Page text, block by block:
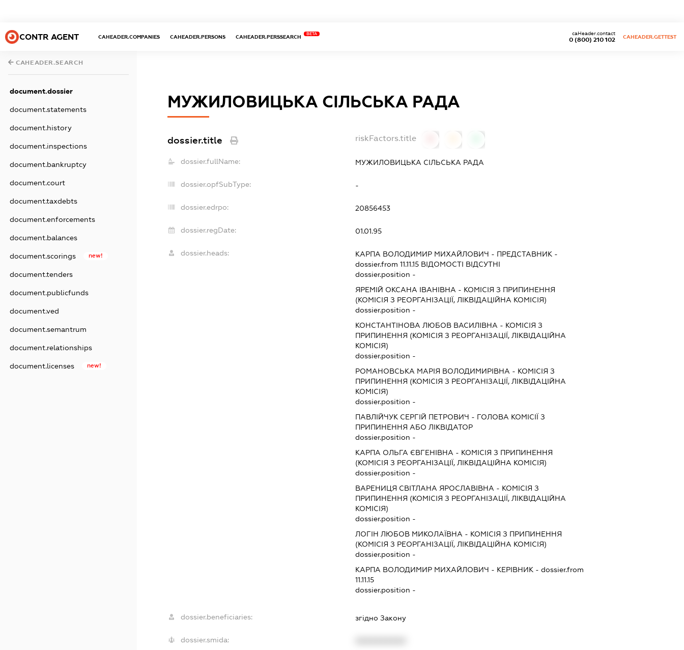
CONTR AGENT CAHEADER.COMPANIES CAHEADER.PERSONS CAHEADER.PERSSEARCH
BETA
0 (800) 210 102
caHeader.contact
CAHEADER.GETTEST
CAHEADER.SEARCH
document.dossier
document.statements
document.history
document.inspections
document.bankruptcy
document.court
document.taxdebts
document.enforcements
document.balances
document.scorings new!
document.tenders
document.publicfunds
document.ved
document.semantrum
document.relationships
document.licenses new!
МУЖИЛОВИЦЬКА СІЛЬСЬКА РАДА
dossier.title riskFactors.title
dossier.fullName: МУЖИЛОВИЦЬКА СІЛЬСЬКА РАДА
dossier.opfSubType: -
dossier.edrpo: 20856453
dossier.regDate: 01.01.95
dossier.heads: КАРПА ВОЛОДИМИР МИХАЙЛОВИЧ - ПРЕДСТАВНИК -
dossier.from 11.11.15 ВІДОМОСТІ ВІДСУТНІ
dossier.position -
ЯРЕМІЙ ОКСАНА ІВАНІВНА - КОМІСІЯ З ПРИПИНЕННЯ
(КОМІСІЯ З РЕОРГАНІЗАЦІЇ, ЛІКВІДАЦІЙНА КОМІСІЯ)
dossier.position -
КОНСТАНТІНОВА ЛЮБОВ ВАСИЛІВНА - КОМІСІЯ З
ПРИПИНЕННЯ (КОМІСІЯ З РЕОРГАНІЗАЦІЇ, ЛІКВІДАЦІЙНА
КОМІСІЯ)
dossier.position -
РОМАНОВСЬКА МАРІЯ ВОЛОДИМИРІВНА - КОМІСІЯ З
ПРИПИНЕННЯ (КОМІСІЯ З РЕОРГАНІЗАЦІЇ, ЛІКВІДАЦІЙНА
КОМІСІЯ)
dossier.position -
ПАВЛІЙЧУК СЕРГІЙ ПЕТРОВИЧ - ГОЛОВА КОМІСІЇ З
ПРИПИНЕННЯ АБО ЛІКВІДАТОР
dossier.position -
КАРПА ОЛЬГА ЄВГЕНІВНА - КОМІСІЯ З ПРИПИНЕННЯ
(КОМІСІЯ З РЕОРГАНІЗАЦІЇ, ЛІКВІДАЦІЙНА КОМІСІЯ)
dossier.position -
ВАРЕНИЦЯ СВІТЛАНА ЯРОСЛАВІВНА - КОМІСІЯ З
ПРИПИНЕННЯ (КОМІСІЯ З РЕОРГАНІЗАЦІЇ, ЛІКВІДАЦІЙНА
КОМІСІЯ)
dossier.position -
ЛОГІН ЛЮБОВ МИКОЛАЇВНА - КОМІСІЯ З ПРИПИНЕННЯ
(КОМІСІЯ З РЕОРГАНІЗАЦІЇ, ЛІКВІДАЦІЙНА КОМІСІЯ)
dossier.position -
КАРПА ВОЛОДИМИР МИХАЙЛОВИЧ - КЕРІВНИК - dossier.from
11.11.15
dossier.position -
dossier.beneficiaries: згідно Закону
dossier.smida: